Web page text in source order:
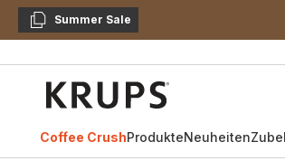
KopierenSummer Sale
Coffee CrushProdukteNeuheiten